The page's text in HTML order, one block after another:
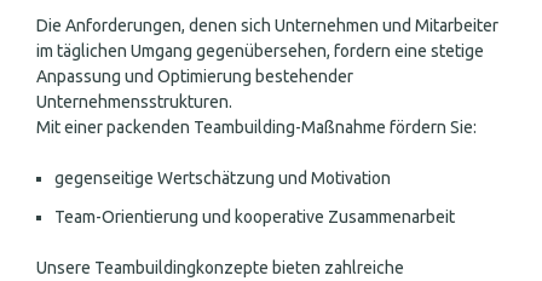
Die Anforderungen, denen sich Unternehmen und Mitarbeiter
im täglichen Umgang gegenübersehen, fordern eine stetige
Anpassung und Optimierung bestehender
Unternehmensstrukturen.
Mit einer packenden Teambuilding-Maßnahme fördern Sie:
gegenseitige Wertschätzung und Motivation
Team-Orientierung und kooperative Zusammenarbeit
Unsere Teambuildingkonzepte bieten zahlreiche